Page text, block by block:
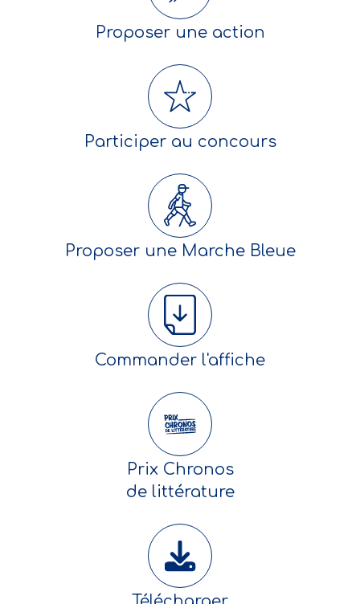
Proposer une action
Participer au concours
Proposer une Marche Bleue
Commander l'affiche
Prix Chronos
de littérature